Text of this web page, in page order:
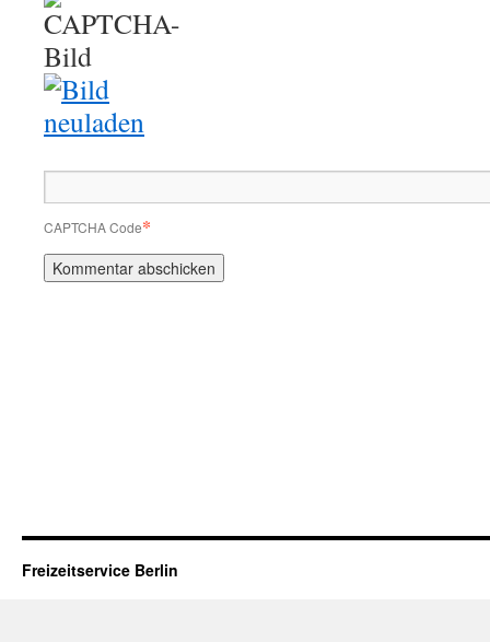
CAPTCHA Code*
Freizeitservice Berlin